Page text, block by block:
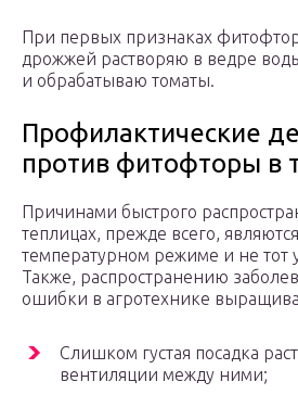
При первых признаках
дрожжей растворяю в ведре
и обрабатываю томаты.
Профилактические
против фитофторы в
Причинами быстрого
теплицах, прежде всего,
температурном режиме и не тот
Также, распространению
ошибки в агротехнике
Слишком густая посадка
вентиляции между ними;